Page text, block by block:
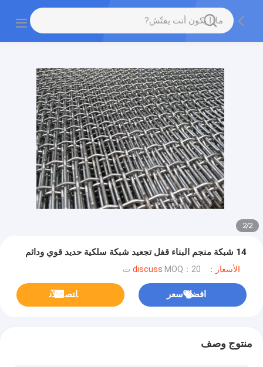
2
/
2
14 شبكة منجم البناء قفل تجعيد شبكة سلكية حديد قوي ودائم
الأسعار：discuss MOQ：20 ت
افضل سعر ﺎﺘﺼﻟ ﺍﻶﻧ
منتوج وصف